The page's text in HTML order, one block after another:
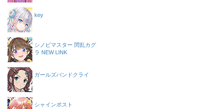
key
シノビマスター 閃乱カグ
ラ NEW LINK
ガールズバンドクライ
シャインポスト